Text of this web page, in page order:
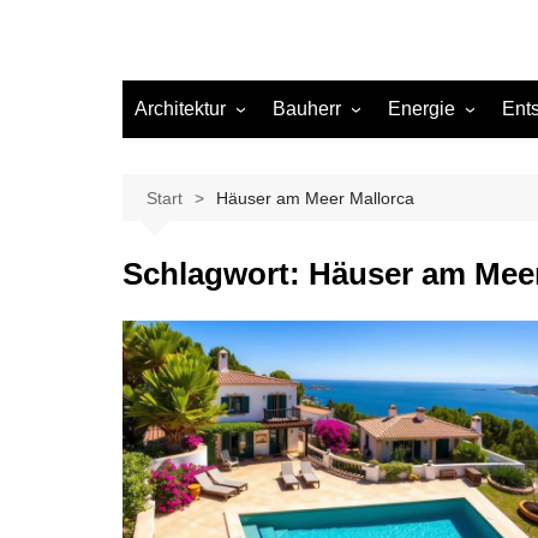
Architektur Bauherr
Beleuchtung
Materialien
Ökologisch bauen
Renovierung
Sanierung
Hygiene
Energie
Gas
Start Häuser am Meer Mallorca
Schlagwort: Häuser am